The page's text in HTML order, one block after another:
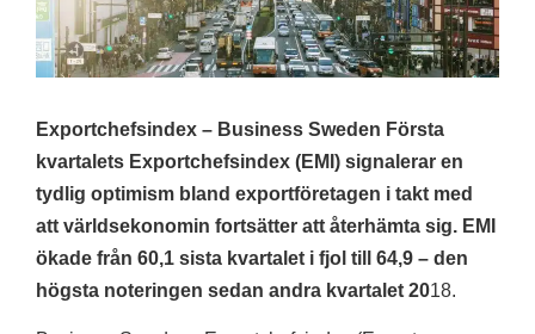
Exportchefsindex – Business Sweden Första
kvartalets Exportchefsindex (EMI) signalerar en
tydlig optimism bland exportföretagen i takt med
att världsekonomin fortsätter att återhämta sig. EMI
ökade från 60,1 sista kvartalet i fjol till 64,9 – den
högsta noteringen sedan andra kvartalet 2018.